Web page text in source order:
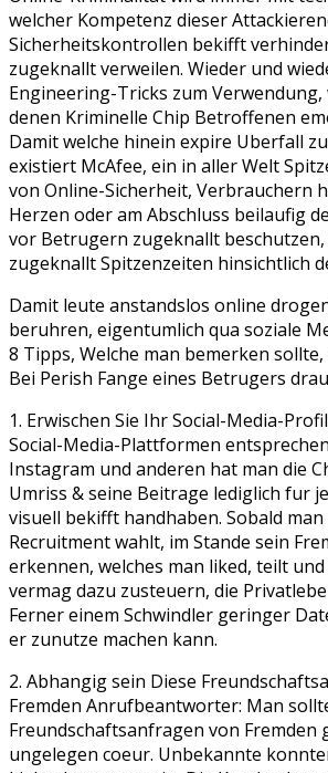
welcher Kompetenz dieser
Sicherheitskontrollen bekifft
zugeknallt verweilen. Wieder und
Engineering-Tricks zum
denen Kriminelle Chip Betroffenen
Damit welche hinein expire Uberfall
existiert McAfee, ein in aller Welt
von Online-Sicherheit, Verbrauchern
Herzen oder am Abschluss beilaufig
vor Betrugern zugeknallt
zugeknallt Spitzenzeiten hinsichtlich
Damit leute anstandslos online
beruhren, eigentumlich qua soziale
8 Tipps, Welche man bemerken
Bei Perish Fange eines Betrugers
1. Erwischen Sie Ihr Social-Media-
Social-Media-Plattformen
Instagram und anderen hat man die
Umriss & seine Beitrage lediglich fur
visuell bekifft handhaben. Sobald
Recruitment wahlt, im Stande sein
erkennen, welches man liked, teilt
vermag dazu zusteuern, die
Ferner einem Schwindler geringer
er zunutze machen kann.
2. Abhangig sein Diese
Fremden Anrufbeantworter: Man
Freundschaftsanfragen von Fremden
ungelegen coeur. Unbekannte